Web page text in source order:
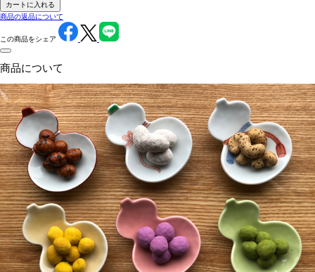
カートに入れる
商品の返品について
この商品をシェア
商品について